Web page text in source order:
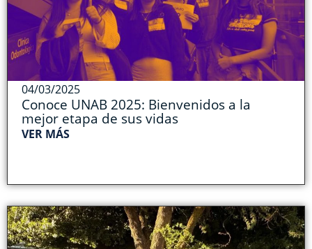
04/03/2025
Conoce UNAB 2025: Bienvenidos a la
mejor etapa de sus vidas
VER MÁS